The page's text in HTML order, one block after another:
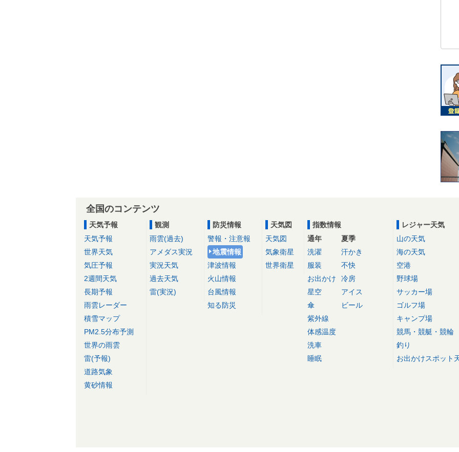
全国のコンテンツ
天気予報
天気予報
世界天気
気圧予報
2週間天気
長期予報
雨雲レーダー
積雪マップ
PM2.5分布予測
世界の雨雲
雷(予報)
道路気象
黄砂情報
観測
雨雲(過去)
アメダス実況
実況天気
過去天気
雷(実況)
防災情報
警報・注意報
地震情報
津波情報
火山情報
台風情報
知る防災
天気図
天気図
気象衛星
世界衛星
指数情報
通年
洗濯
服装
お出かけ
星空
傘
紫外線
体感温度
洗車
睡眠
夏季
汗かき
不快
冷房
アイス
ビール
レジャー天気
山の天気
海の天気
空港
野球場
サッカー場
ゴルフ場
キャンプ場
競馬・競艇・競輪
釣り
お出かけスポット